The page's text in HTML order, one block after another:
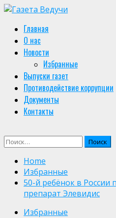
Skip
content
Primary
Menu
Главная
О нас
Новости
Избранные
Выпуски газет
Противодействие коррупции
Документы
Контакты
Найти:
Home
Избранные
50-й ребёнок в России
препарат Элевидис
Избранные